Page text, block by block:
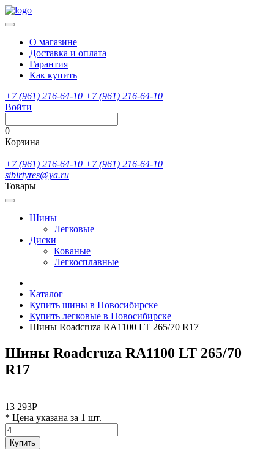
О магазине
Доставка и оплата
Гарантия
Как купить
+7 (961) 216-64-10 +7 (961) 216-64-10
Войти
0
Корзина
+7 (961) 216-64-10 +7 (961) 216-64-10
sibirtyres@ya.ru
Товары
Шины
Легковые
Диски
Кованые
Легкосплавные
Каталог
Купить шины в Новосибирске
Купить легковые в Новосибирске
Шины Roadcruza RA1100 LT 265/70 R17
Шины Roadcruza RA1100 LT 265/70
R17
13 293Р
* Цена указана за 1 шт.
Купить